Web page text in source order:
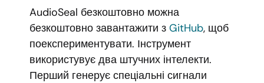
AudioSeal безкоштовно можна
безкоштовно завантажити з GitHub, щоб
поекспериментувати. Інструмент
використувує два штучних інтелекти.
Перший генерує спеціальні сигнали